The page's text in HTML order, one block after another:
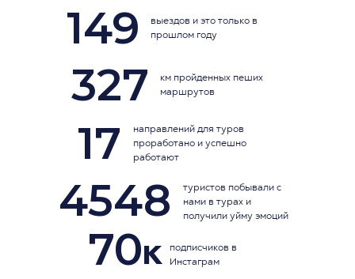
км пройденных пеших
маршрутов
327
направлений для туров
проработано и успешно
работают
17
туристов побывали с
нами в турах и
получили уйму эмоций
4548
подписчиков в
Инстаграм
к
70
выездов и это только в
прошлом году
149